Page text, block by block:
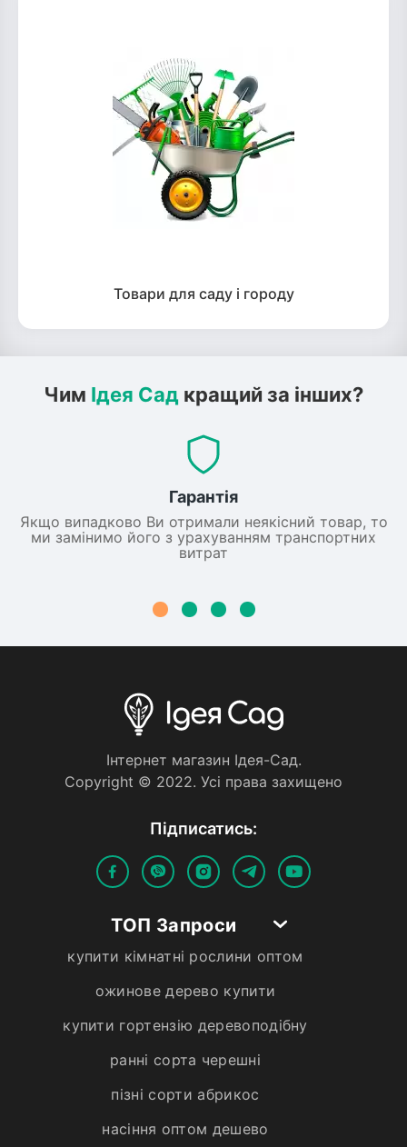
Товари для саду і городу
Чим Ідея Сад кращий за інших?
Гарантія
Якщо випадково Ви отримали неякісний товар, то
ми замінимо його з урахуванням транспортних
витрат
Iнтернет магазин Iдея-Сад.
Copyright © 2022. Усi права захищено
Пiдписатись:
ТОП Запроси
купити кімнатні рослини оптом
ожинове дерево купити
купити гортензію деревоподібну
ранні сорта черешні
пізні сорти абрикос
насіння оптом дешево